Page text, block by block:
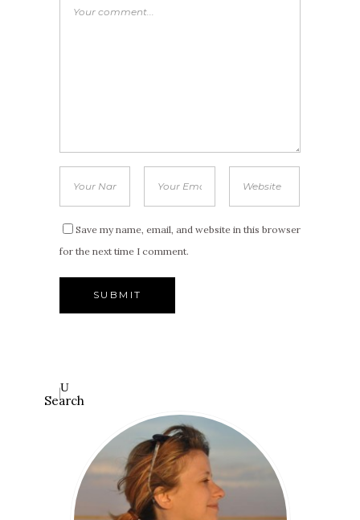
Save my name, email, and website in this browser
for the next time I comment.
Search